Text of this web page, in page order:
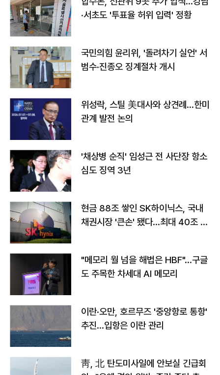
·서초도 '투표율 허위 입력' 정황
국민의힘 윤리위, '돌려차기 실언' 서
범수·진종오 징계절차 개시
위성락, 스틸 美대사와 상견례…한미
관계 발전 논의
'채상병 순직' 임성근 전 사단장 항소
심도 징역 3년
현금 88조 쌓인 SK하이닉스, 국내
채권시장 '큰손' 됐다…최대 40조 투
"메모리 월 넘을 해법은 HBF"…구글
도 주목한 차세대 AI 메모리
이란·오만, 호르무즈 '중앙항로 통항'
추진…입항은 이란 관리
靑, 北 탄도미사일에 안보실 긴급회